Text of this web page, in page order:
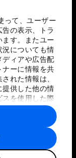
って、ユーザー
の表示、トラ
す。またユー
についても情
ィアや広告配
ーに情報を共
れた情報は、
提供した他の情
を使用した際
わされ、各パー
とがありま
規約